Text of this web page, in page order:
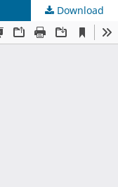
Download